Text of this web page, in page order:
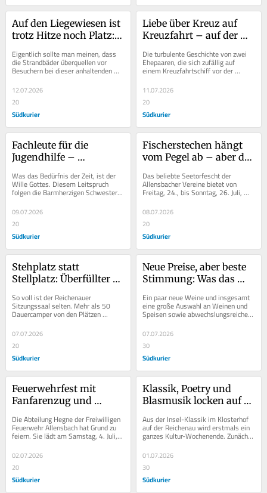
Auf den Liegewiesen ist
trotz Hitze noch Platz:
derzeit nicht überlaufen
Eigentlich sollte man meinen, dass
die Strandbäder überquellen vor
Besuchern bei dieser anhaltenden
in...
12.07.2026
20
Südkurier
Liebe über Kreuz auf
Kreuzfahrt – auf der
manch romantische
Verwicklung
Die turbulente Geschichte von zwei
Ehepaaren, die sich zufällig auf
einem Kreuzfahrtschiff vor der
Mittelpunkt des...
11.07.2026
20
Südkurier
Fachleute für die
Jugendhilfe –
September ein neues
Ausbildungskapitel auf
Was das Bedürfnis der Zeit, ist der
Wille Gottes. Diesem Leitspruch
folgen die Barmherzigen Schwestern
vom Kloster Hegne wieder einmal
mit der...
09.07.2026
20
Südkurier
Fischerstechen hängt
vom Pegel ab – aber das
Programm ist in
trockenen Tüchern
Das beliebte Seetorfescht der
Allensbacher Vereine bietet von
Freitag, 24., bis Sonntag, 26. Juli,
wieder drei Tage lang Musik und
Programm für alle...
08.07.2026
20
Südkurier
Stehplatz statt
Stellplatz: Überfüllter
Diskussion um
Dauercamper im
So voll ist der Reichenauer
Sitzungssaal selten. Mehr als 50
Dauercamper von den Plätzen
Sandseele und Willam sind am
Montagabend, 8. Juli, zur...
07.07.2026
20
Südkurier
Neue Preise, aber beste
Stimmung: Was das
Fischerfest 2026
besonders macht
Ein paar neue Weine und insgesamt
eine große Auswahl an Weinen und
Speisen sowie abwechslungsreiche
Blasmusik bietet das 45.
Reichenauer Wein- und...
07.07.2026
30
Südkurier
Feuerwehrfest mit
Fanfarenzug und
Die Abteilung Hegne der Freiwilligen
Feuerwehr Allensbach hat Grund zu
feiern. Sie lädt am Samstag, 4. Juli,
zu einem Straßenfest beim
Feuerwehrhaus...
02.07.2026
20
Südkurier
Klassik, Poetry und
Blasmusik locken auf
Aus der Insel-Klassik im Klosterhof
auf der Reichenau wird erstmals ein
ganzes Kultur-Wochenende. Zunächst
gibt es in der stimmungsvollen...
01.07.2026
30
Südkurier